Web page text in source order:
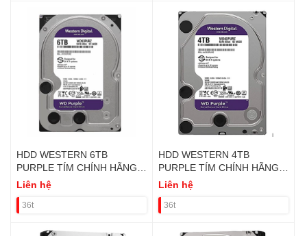
HDD WESTERN 6TB
PURPLE TÍM CHÍNH HÃNG
VAT
Liên hệ
36t
HDD WESTERN 4TB
PURPLE TÍM CHÍNH HÃNG
VAT
Liên hệ
36t